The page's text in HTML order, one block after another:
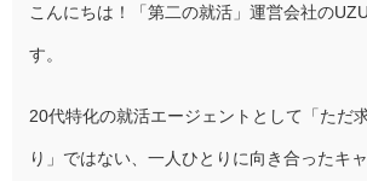
こんにちは！「第二の就活」運営会社の
す。
20代特化の就活エージェントとして「ただ
り」ではない、一人ひとりに向き合ったキ